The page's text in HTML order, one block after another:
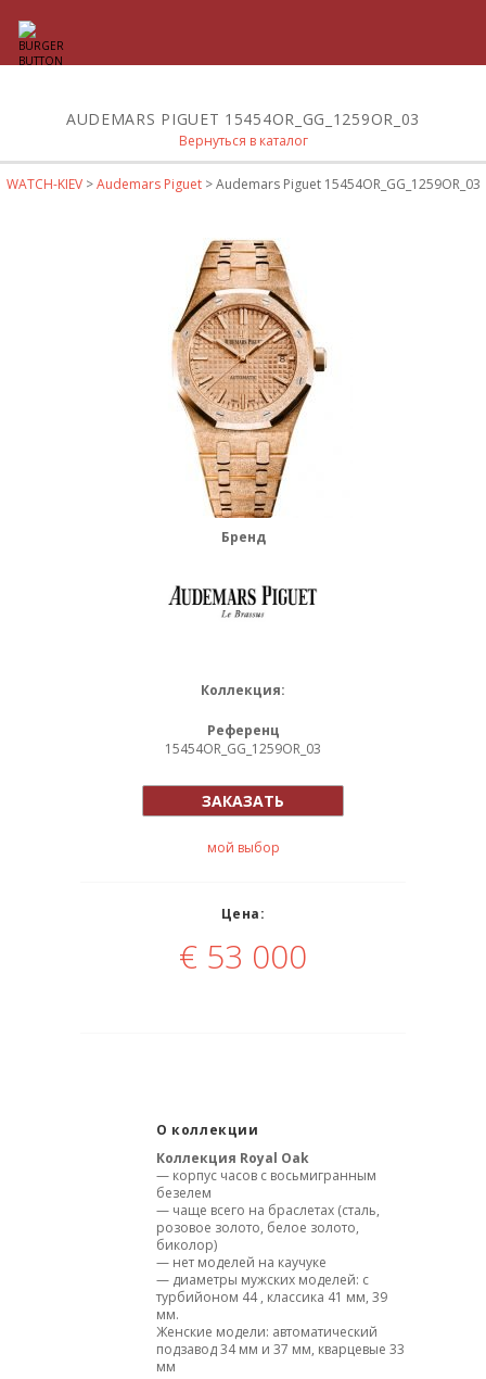
AUDEMARS PIGUET 15454OR_GG_1259OR_03
Вернуться в каталог
WATCH-KIEV>Audemars Piguet> Audemars Piguet 15454OR_GG_1259OR_03
Бренд
Коллекция:
Референц
15454OR_GG_1259OR_03
ЗАКАЗАТЬ
мой выбор
Цена:
€ 53 000
О коллекции
Коллекция Royal Oak
— корпус часов с восьмигранным
безелем
— чаще всего на браслетах (сталь,
розовое золото, белое золото,
биколор)
— нет моделей на каучуке
— диаметры мужских моделей: с
турбийоном 44 , классика 41 мм, 39
мм.
Женские модели: автоматический
подзавод 34 мм и 37 мм, кварцевые 33
мм